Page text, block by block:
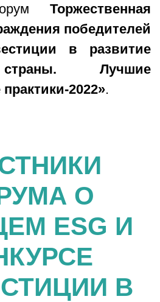
Торжественная
победителей
в развитие
Лучшие
2022».
О
ESG И
В